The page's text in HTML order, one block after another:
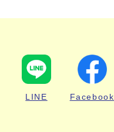
LINE Facebook